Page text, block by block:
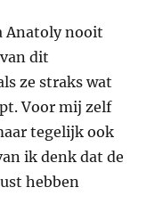
Anatoly nooit
dit
ze straks wat
Voor mij zelf
tegelijk ook
ik denk dat de
hebben